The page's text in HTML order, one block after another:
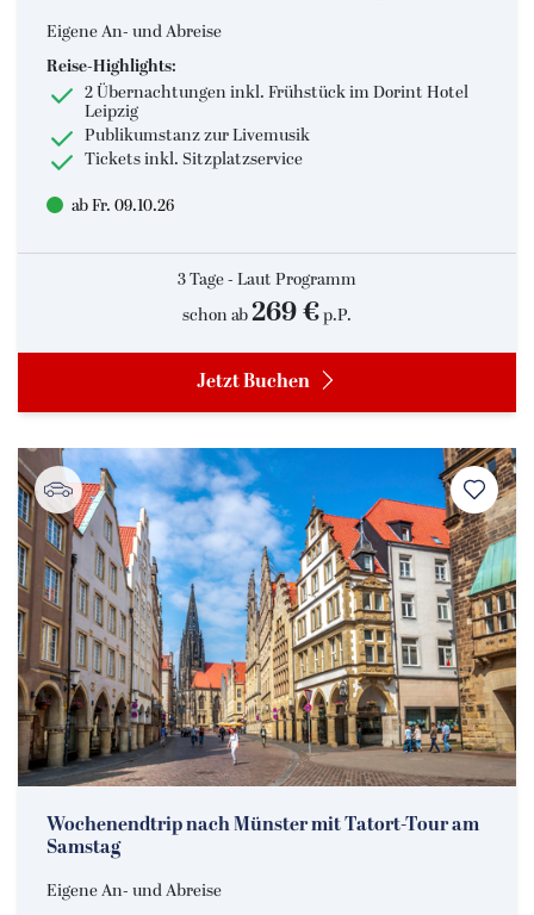
Eigene An- und Abreise
Reise-Highlights:
2 Übernachtungen inkl. Frühstück im Dorint Hotel
Leipzig
Publikumstanz zur Livemusik
Tickets inkl. Sitzplatzservice
ab Fr. 09.10.26
3 Tage - Laut Programm
schon ab 269 € p.P.
Jetzt Buchen
Wochenendtrip nach Münster mit Tatort-Tour am
Samstag
Eigene An- und Abreise